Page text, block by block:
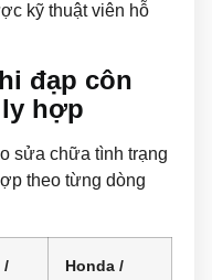
kỹ thuật viên hỗ
đạp côn
hợp
sửa chữa tình trạng
theo từng dòng
/
Honda /